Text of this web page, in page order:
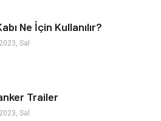
Mobilya
Ne İçin Kullanılır?
Sal
Trailer
Sal